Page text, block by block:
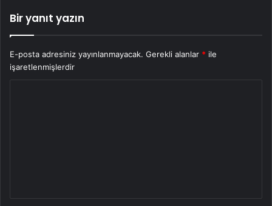
Bir yanıt yazın
E-posta adresiniz yayınlanmayacak. Gerekli alanlar * ile
işaretlenmişlerdir